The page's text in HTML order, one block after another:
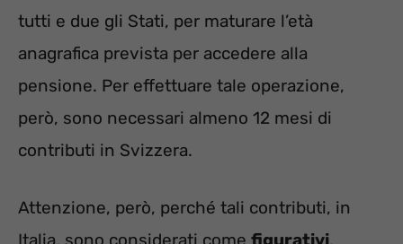
tutti e due gli Stati, per maturare l’età
anagrafica prevista per accedere alla
pensione. Per effettuare tale operazione,
però, sono necessari almeno 12 mesi di
contributi in Svizzera.
Attenzione, però, perché tali contributi, in